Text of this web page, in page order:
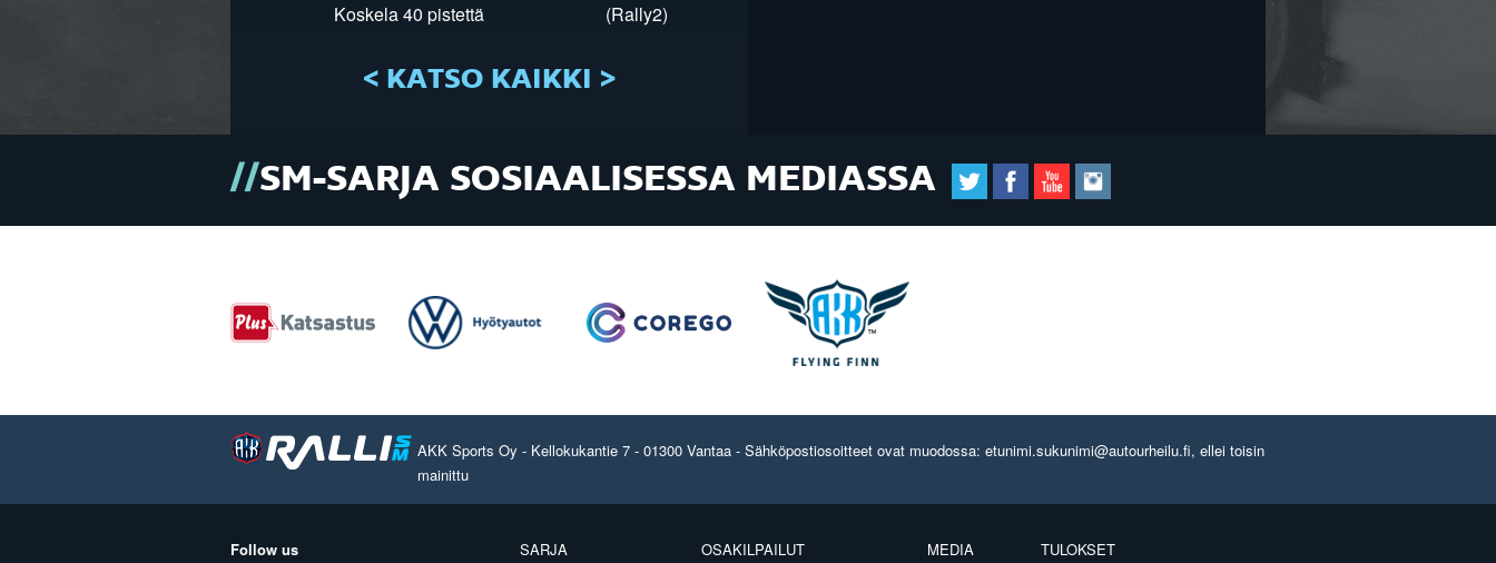
Koskela 40 pistettä
(Rally2)
< KATSO KAIKKI >
SM-SARJA SOSIAALISESSA MEDIASSA
AKK Sports Oy - Kellokukantie 7 - 01300 Vantaa - Sähköpostiosoitteet ovat muodossa: etunimi.sukunimi@autourheilu.fi, ellei toisin
mainittu
Follow us SARJA OSAKILPAILUT MEDIA TULOKSET